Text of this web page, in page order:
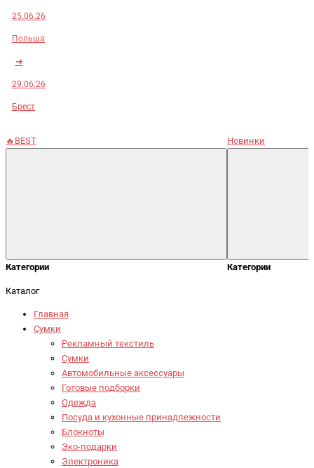
25.06.26
Польша
➜
29.06.26
Брест
🔥BEST
Категории
Новинки
Категории
Каталог
Главная
Сумки
Рекламный текстиль
Сумки
Автомобильные аксессуары
Готовые подборки
Одежда
Посуда и кухонные принадлежности
Блокноты
Эко-подарки
Электроника